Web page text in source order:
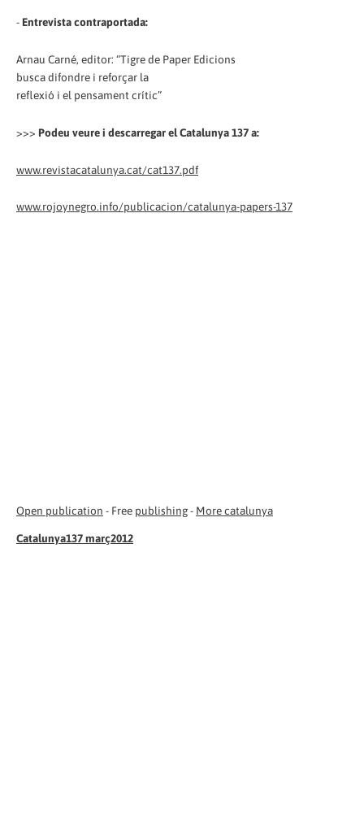
- Entrevista contraportada:
Arnau Carné, editor: “Tigre de Paper Edicions
busca difondre i reforçar la
reflexió i el pensament crític”
>>> Podeu veure i descarregar el Catalunya 137 a:
www.revistacatalunya.cat/cat137.pdf
www.rojoynegro.info/publicacion/catalunya-papers-137
Open publication - Free publishing- More catalunya
Catalunya137 març2012